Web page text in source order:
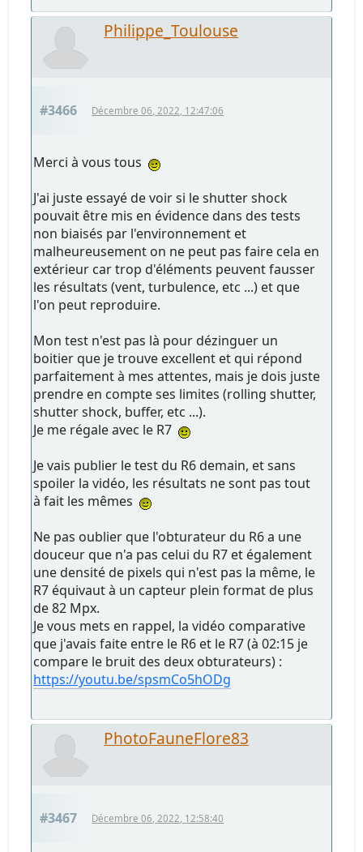
Philippe_Toulouse
#3466 Décembre 06, 2022, 12:47:06
Merci à vous tous
J'ai juste essayé de voir si le shutter shock
pouvait être mis en évidence dans des tests
non biaisés par l'environnement et
malheureusement on ne peut pas faire cela en
extérieur car trop d'éléments peuvent fausser
les résultats (vent, turbulence, etc ...) et que
l'on peut reproduire.
Mon test n'est pas là pour dézinguer un
boitier que je trouve excellent et qui répond
parfaitement à mes attentes, mais je dois juste
prendre en compte ses limites (rolling shutter,
shutter shock, buffer, etc ...).
Je me régale avec le R7
Je vais publier le test du R6 demain, et sans
spoiler la vidéo, les résultats ne sont pas tout
à fait les mêmes
Ne pas oublier que l'obturateur du R6 a une
douceur que n'a pas celui du R7 et également
une densité de pixels qui n'est pas la même, le
R7 équivaut à un capteur plein format de plus
de 82 Mpx.
Je vous mets en rappel, la vidéo comparative
que j'avais faite entre le R6 et le R7 (à 02:15 je
compare le bruit des deux obturateurs) :
https://youtu.be/spsmCo5hODg
PhotoFauneFlore83
#3467 Décembre 06, 2022, 12:58:40